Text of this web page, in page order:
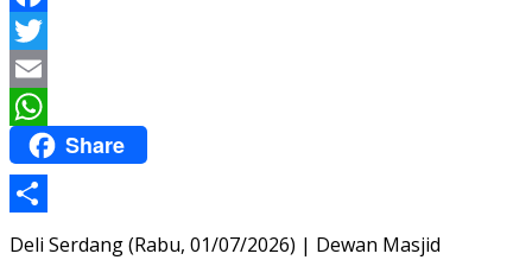
Facebook
Twitter
Email
WhatsApp
Share
Share
Deli Serdang (Rabu, 01/07/2026) | Dewan Masjid